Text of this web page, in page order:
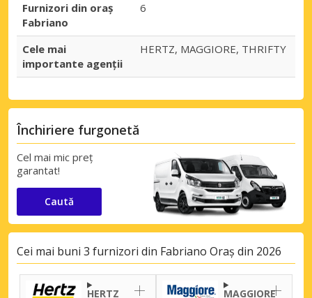
Furnizori din oraș
Fabriano
6
Cele mai
importante agenții
HERTZ, MAGGIORE, THRIFTY
Închiriere furgonetă
Cel mai mic preț
garantat!
Caută
Cei mai buni 3 furnizori din Fabriano Oraș din 2026
HERTZ MAGGIORE